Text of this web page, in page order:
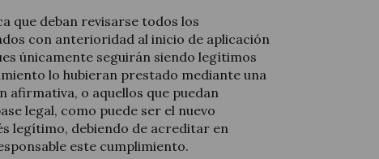
que deban revisarse todos los
con anterioridad al inicio de aplicación
únicamente seguirán siendo legítimos
lo hubieran prestado mediante una
afirmativa, o aquellos que puedan
legal, como puede ser el nuevo
legítimo, debiendo de acreditar en
este cumplimiento.